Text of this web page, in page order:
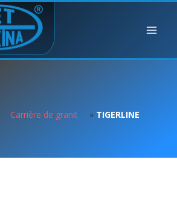
Carrière de granit » TIGERLINE